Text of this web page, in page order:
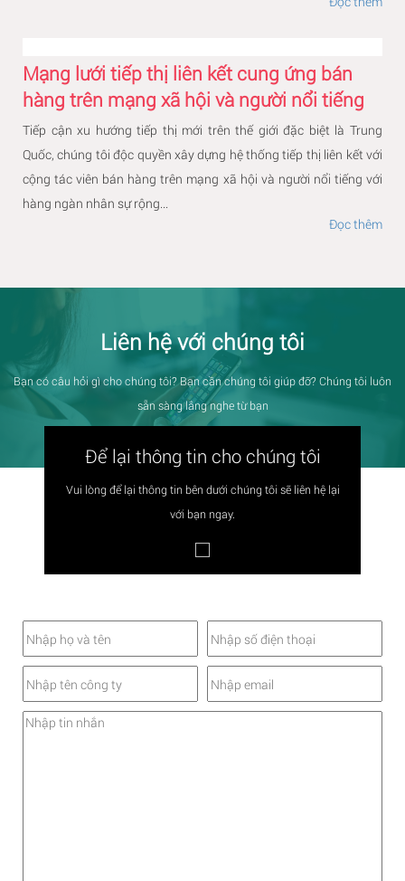
Mạng lưới tiếp thị liên kết cung ứng bán
hàng trên mạng xã hội và người nổi tiếng
Tiếp cận xu hướng tiếp thị mới trên thế giới đặc biệt là Trung
Quốc, chúng tôi độc quyền xây dựng hệ thống tiếp thị liên kết với
cộng tác viên bán hàng trên mạng xã hội và người nổi tiếng với
hàng ngàn nhân sự rộng...
Đọc thêm
Liên hệ với chúng tôi
Bạn có câu hỏi gì cho chúng tôi? Bạn cần chúng tôi giúp đỡ? Chúng tôi luôn
sẵn sàng lắng nghe từ bạn
Để lại thông tin cho chúng tôi
Vui lòng để lại thông tin bên dưới chúng tôi sẽ liên hệ lại
với bạn ngay.